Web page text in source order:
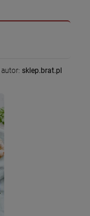
autor: sklep.brat.pl